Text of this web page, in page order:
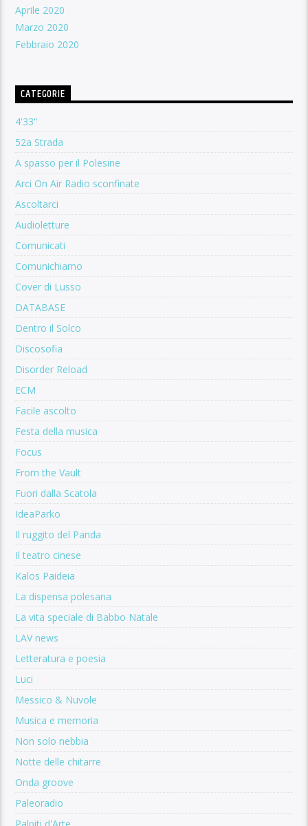
Aprile 2020
Marzo 2020
Febbraio 2020
CATEGORIE
4'33''
52a Strada
A spasso per il Polesine
Arci On Air Radio sconfinate
Ascoltarci
Audioletture
Comunicati
Comunichiamo
Cover di Lusso
DATABASE
Dentro il Solco
Discosofia
Disorder Reload
ECM
Facile ascolto
Festa della musica
Focus
From the Vault
Fuori dalla Scatola
IdeaParko
Il ruggito del Panda
Il teatro cinese
Kalos Paideia
La dispensa polesana
La vita speciale di Babbo Natale
LAV news
Letteratura e poesia
Luci
Messico & Nuvole
Musica e memoria
Non solo nebbia
Notte delle chitarre
Onda groove
Paleoradio